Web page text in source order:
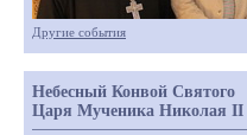
Другие события
Небесный Конвой Святого
Царя Мученика Николая II